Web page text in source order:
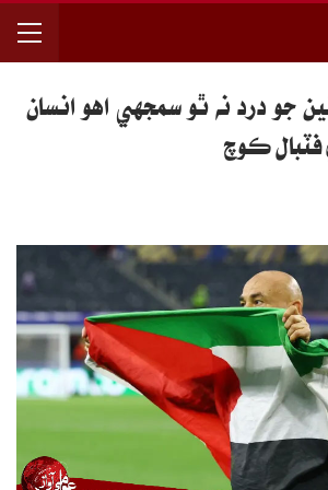
جو درد نه ٿو سمجهي اُهو انسان
ڪوچ